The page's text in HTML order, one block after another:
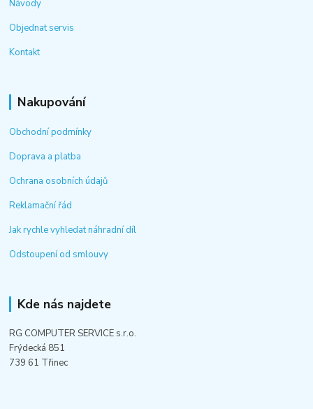
Návody
Objednat servis
Kontakt
Nakupování
Obchodní podmínky
Doprava a platba
Ochrana osobních údajů
Reklamační řád
Jak rychle vyhledat náhradní díl
Odstoupení od smlouvy
Kde nás najdete
RG COMPUTER SERVICE s.r.o.
Frýdecká 851
739 61 Třinec